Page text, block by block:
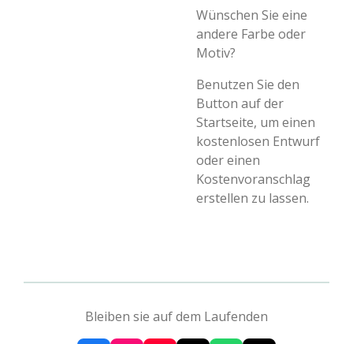
Wünschen Sie eine
andere Farbe oder
Motiv?
Benutzen Sie den
Button auf der
Startseite, um einen
kostenlosen Entwurf
oder einen
Kostenvoranschlag
erstellen zu lassen.
Bleiben sie auf dem Laufenden